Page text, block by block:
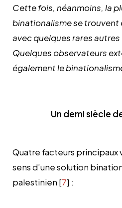
Cette fois, néanmoins, la
binationalisme se trouvent
avec quelques rares
Quelques observateurs
également le
Un demi siècle
Quatre facteurs principaux
sens d’une solution
palestinien [7] :